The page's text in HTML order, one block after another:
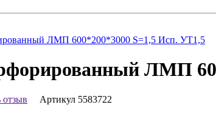
ЛМП 600*200*3000 S=1,5 Исп. УТ1,5
ЛМП
отзыв Артикул 5583722